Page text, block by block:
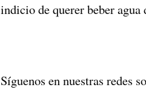
indicio de querer beber
Síguenos en nuestras redes